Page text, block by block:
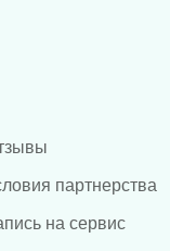
партнерства
на сервис